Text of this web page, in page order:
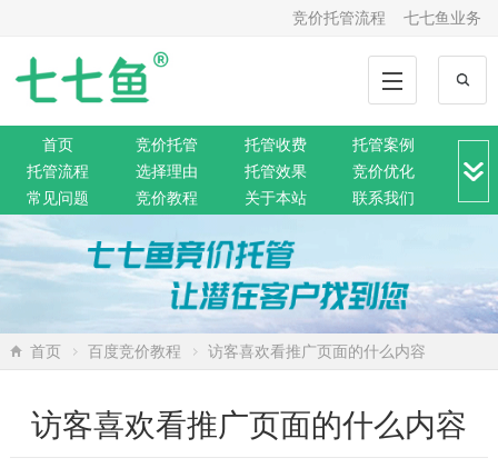
竞价托管流程 七七鱼业务
首页 竞价托管 托管收费
托管案例
托管流程
选择理由 托管效果
竞价优化
常见问题
竞价教程 关于本站
联系我们
竞价转化
网站托管
360托管 神马托管
微信托管
搜索资讯 网络营销
SEO排名
首页 百度竞价教程 访客喜欢看推广页面的什么内容
访客喜欢看推广页面的什么内容